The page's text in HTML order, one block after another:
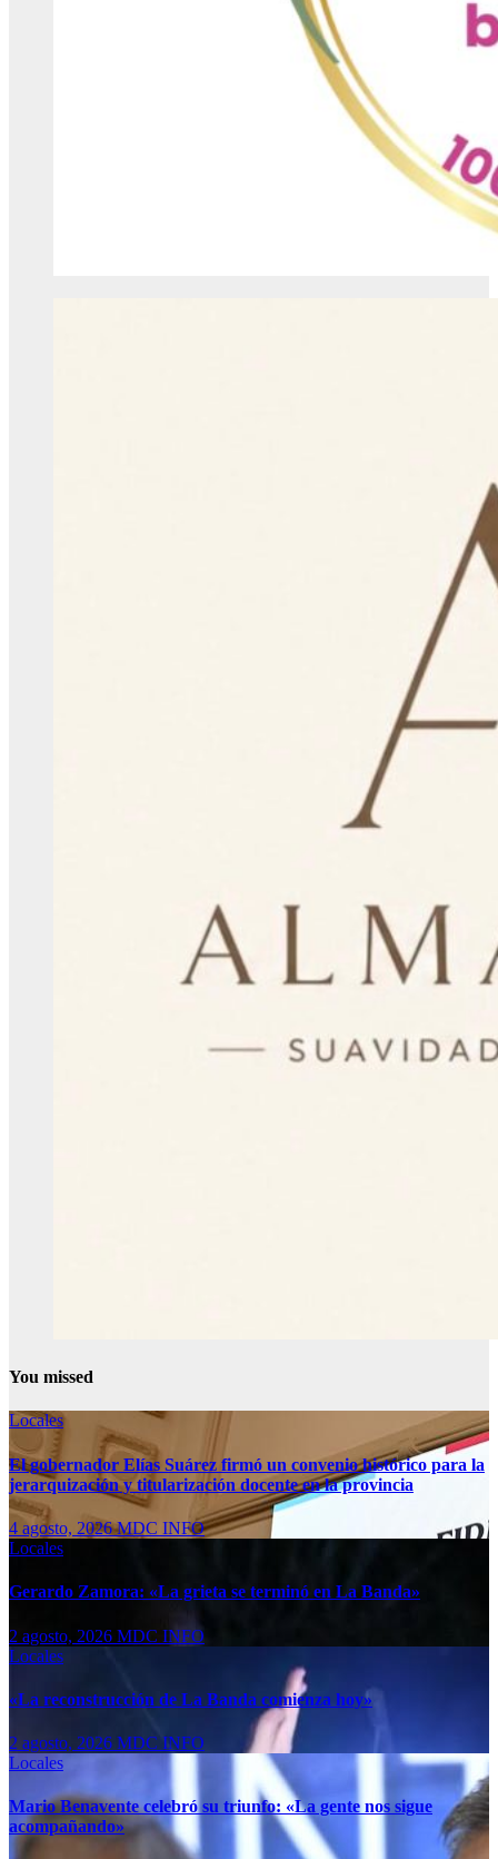
You missed
Locales
El gobernador Elías Suárez firmó un convenio histórico para la
jerarquización y titularización docente en la provincia
4 agosto, 2026MDC INFO
Locales
Gerardo Zamora: «La grieta se terminó en La Banda»
2 agosto, 2026 MDC INFO
Locales
«La reconstrucción de La Banda comienza hoy»
2 agosto, 2026 MDC INFO
Locales
Mario Benavente celebró su triunfo: «La gente nos sigue
acompañando»